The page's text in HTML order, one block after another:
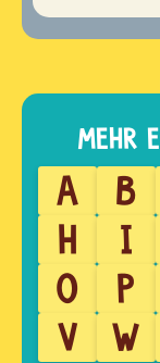
A B
H
I
O
P
V
W